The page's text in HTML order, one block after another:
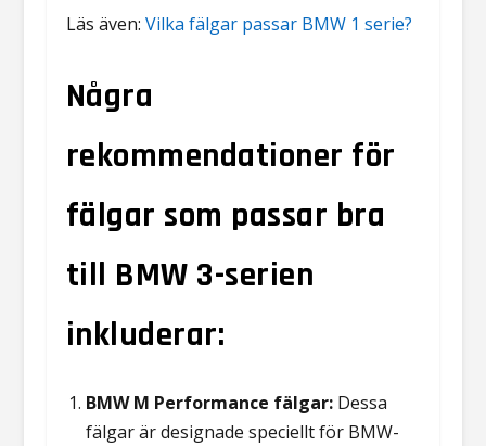
Läs även: Vilka fälgar passar BMW 1 serie?
Några
rekommendationer för
fälgar som passar bra
till BMW 3-serien
inkluderar:
BMW M Performance fälgar:Dessa
fälgar är designade speciellt för BMW-